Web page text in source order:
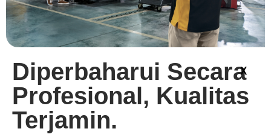
X
Diperbaharui Secara
Profesional, Kualitas
Terjamin.